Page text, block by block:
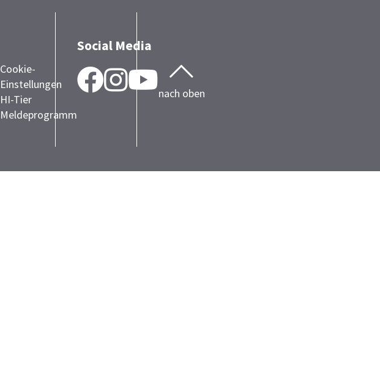
Cookie-
Einstellungen
HI-Tier
Meldeprogramm
Social Media
Facebook
Instragram
YouTube
nach oben